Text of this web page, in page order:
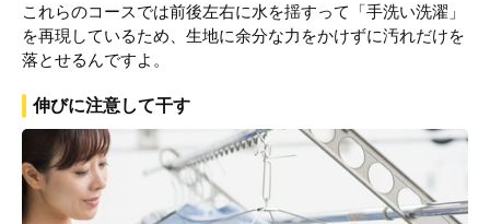
これらのコースでは前後左右に水を揺すって「手洗い洗濯」
を再現しているため、生地に余分な力をかけずに汚れだけを
落とせるんですよ。
伸びに注意して干す